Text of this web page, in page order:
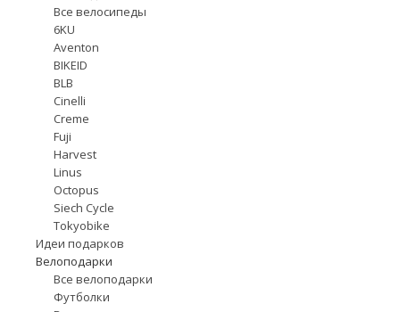
Все велосипеды
6KU
Aventon
BIKEID
BLB
Cinelli
Creme
Fuji
Harvest
Linus
Octopus
Siech Cycle
Tokyobike
Идеи подарков
Велоподарки
Все велоподарки
Футболки